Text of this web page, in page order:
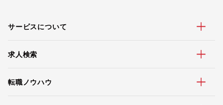
サービスについて
求人検索
転職ノウハウ